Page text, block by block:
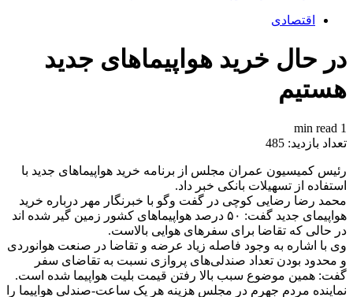
اقتصادی
در حال خرید هواپیماهای جدید
هستیم
1 min read
تعداد بازدید: 485
رئیس کمیسیون عمران مجلس از برنامه خرید هواپیماهای جدید با
استفاده از تسهیلات بانکی خبر داد.
محمد رضا رضایی کوچی در گفت وگو با خبرنگار مهر درباره خرید
هواپیمای جدید گفت: ۵۰ درصد هواپیماهای کشور زمین گیر شده اند
در حالی که تقاضا برای سفرهای هوایی بالاست.
وی با اشاره به وجود فاصله زیاد عرضه و تقاضا در صنعت هوانوردی
و محدود بودن تعداد صندلی‌های پروازی نسبت به تقاضای سفر
گفت: همین موضوع سبب بالا رفتن قیمت بلیت هواپیما شده است.
نماینده مردم جهرم در مجلس هزینه هر یک ساعت-صندلی هواپیما را